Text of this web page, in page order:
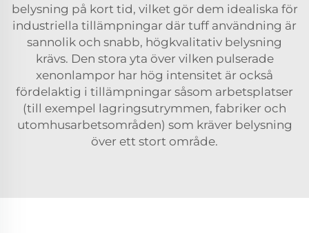
belysning på kort tid, vilket gör dem idealiska för
industriella tillämpningar där tuff användning är
sannolik och snabb, högkvalitativ belysning
krävs. Den stora yta över vilken pulserade
xenonlampor har hög intensitet är också
fördelaktig i tillämpningar såsom arbetsplatser
(till exempel lagringsutrymmen, fabriker och
utomhusarbetsområden) som kräver belysning
över ett stort område.